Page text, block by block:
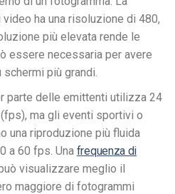
ha una risoluzione di 480,
più elevata rende le
essere necessaria per avere
più grandi.
parte delle emittenti utilizza 24
ma gli eventi sportivi o
una riproduzione più fluida
a 60 fps. Una frequenza di
visualizzare meglio il
maggiore di fotogrammi